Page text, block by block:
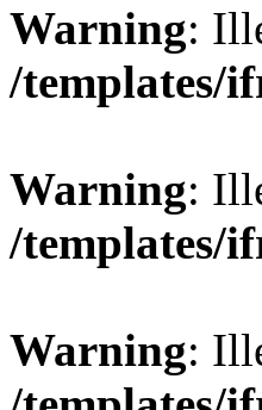
Warning:
/templates/
Warning:
/templates/
Warning: